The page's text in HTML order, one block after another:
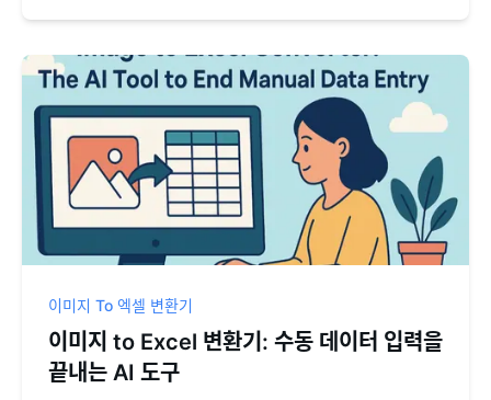
이미지 To 엑셀 변환기
이미지 to Excel 변환기: 수동 데이터 입력을
끝내는 AI 도구